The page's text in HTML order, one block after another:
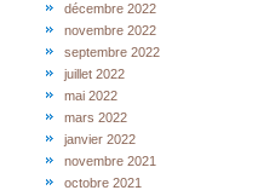
décembre 2022
novembre 2022
septembre 2022
juillet 2022
mai 2022
mars 2022
janvier 2022
novembre 2021
octobre 2021